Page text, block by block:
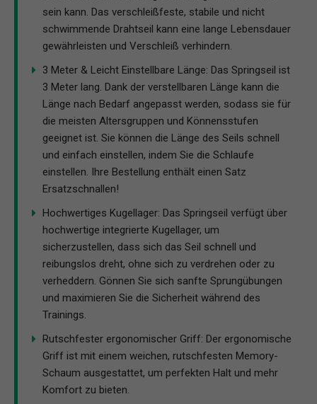
sein kann. Das verschleißfeste, stabile und nicht
schwimmende Drahtseil kann eine lange Lebensdauer
gewährleisten und Verschleiß verhindern.
3 Meter & Leicht Einstellbare Länge: Das Springseil ist
3 Meter lang. Dank der verstellbaren Länge kann die
Länge nach Bedarf angepasst werden, sodass sie für
die meisten Altersgruppen und Könnensstufen
geeignet ist. Sie können die Länge des Seils schnell
und einfach einstellen, indem Sie die Schlaufe
einstellen. Ihre Bestellung enthält einen Satz
Ersatzschnallen!
Hochwertiges Kugellager: Das Springseil verfügt über
hochwertige integrierte Kugellager, um
sicherzustellen, dass sich das Seil schnell und
reibungslos dreht, ohne sich zu verdrehen oder zu
verheddern. Gönnen Sie sich sanfte Sprungübungen
und maximieren Sie die Sicherheit während des
Trainings.
Rutschfester ergonomischer Griff: Der ergonomische
Griff ist mit einem weichen, rutschfesten Memory-
Schaum ausgestattet, um perfekten Halt und mehr
Komfort zu bieten.